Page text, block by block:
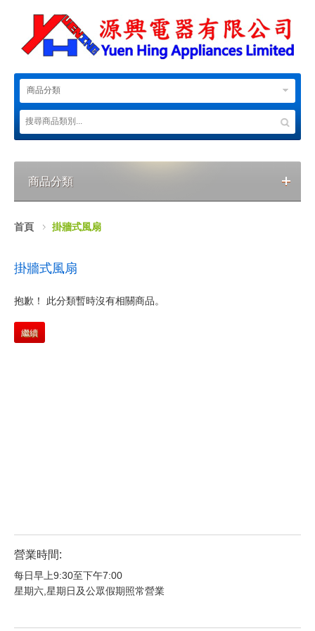
商品分類
商品分類
首頁 掛牆式風扇
掛牆式風扇
抱歉！ 此分類暫時沒有相關商品。
繼續
營業時間:
每日早上9:30至下午7:00
星期六,星期日及公眾假期照常營業